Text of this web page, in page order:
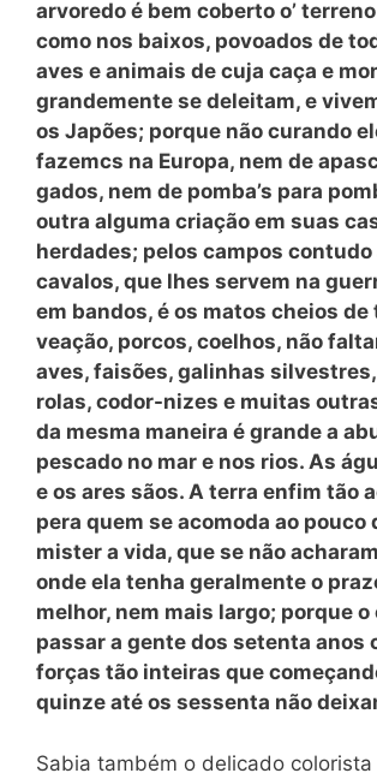
arvoredo é bem coberto o’
como nos baixos, povoados de
aves e animais de cuja caça e
grandemente se deleitam, e
os Japões; porque não curando
fazemcs na Europa, nem de
gados, nem de pomba’s para
outra alguma criação em suas
herdades; pelos campos contudo
cavalos, que lhes servem na
em bandos, é os matos cheios de
veação, porcos, coelhos, não
aves, faisões, galinhas
rolas, codor-nizes e muitas
da mesma maneira é grande a
pescado no mar e nos rios. As
e os ares sãos. A terra enfim tão
pera quem se acomoda ao pouco
mister a vida, que se não
onde ela tenha geralmente o
melhor, nem mais largo; porque
passar a gente dos setenta anos
forças tão inteiras que
quinze até os sessenta não
Sabia também o delicado colorista